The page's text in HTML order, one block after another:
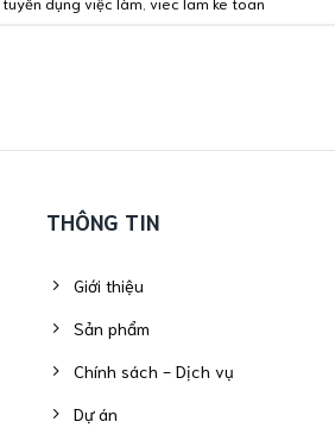
THÔNG TIN
Giới thiệu
Sản phẩm
Chính sách - Dịch vụ
Dự án